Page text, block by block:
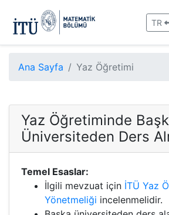
TR
Ana Sayfa Yaz Öğretimi
Yaz Öğretiminde
Üniversiteden Ders
Temel Esaslar:
İlgili mevzuat için İTÜ Yaz
Yönetmeliği incelenmelidir.